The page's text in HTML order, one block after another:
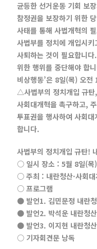
균등한 선거운동 기회 보
참정권을 보장하기 위한
사태를 통해 사법개혁의
사법부를 정치에 개입시
사퇴하는 것이 필요합니
위한 행위를 중단해야 합
비상행동’은 8일(목) 오전
△사법부의 정치개입 규
사회대개혁을 촉구하고,
투표권을 행사하여 사회
합니다.
사법부의 정치개입 규탄!
○ 일시 장소 : 5월 8일(목
○ 주최 : 내란청산·사회
○ 프로그램
● 발언1. 김민문정 내란
● 발언2. 박석운 내란청
● 발언3. 이지현 내란청
○ 기자회견문 낭독